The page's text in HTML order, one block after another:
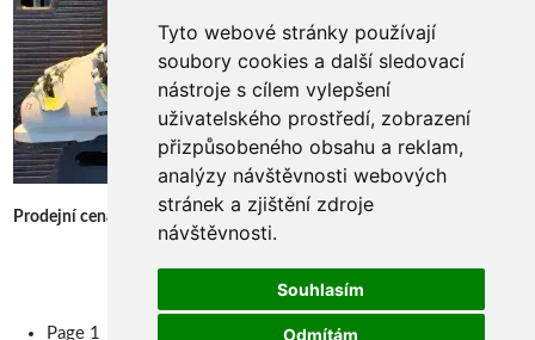
Tyto webové stránky používají
soubory cookies a další sledovací
nástroje s cílem vylepšení
uživatelského prostředí, zobrazení
přizpůsobeného obsahu a reklam,
analýzy návštěvnosti webových
stránek a zjištění zdroje
návštěvnosti.
Souhlasím
Odmítám
Prodejní cena: 2 000 Kč
Page 1